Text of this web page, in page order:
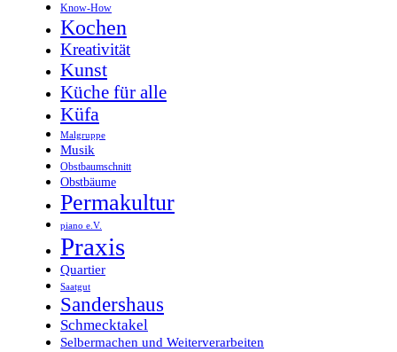
Know-How
Kochen
Kreativität
Kunst
Küche für alle
Küfa
Malgruppe
Musik
Obstbaumschnitt
Obstbäume
Permakultur
piano e.V.
Praxis
Quartier
Saatgut
Sandershaus
Schmecktakel
Selbermachen und Weiterverarbeiten